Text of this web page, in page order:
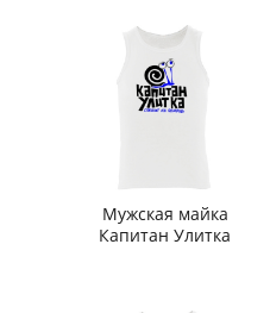
Мужская майка
Капитан Улитка